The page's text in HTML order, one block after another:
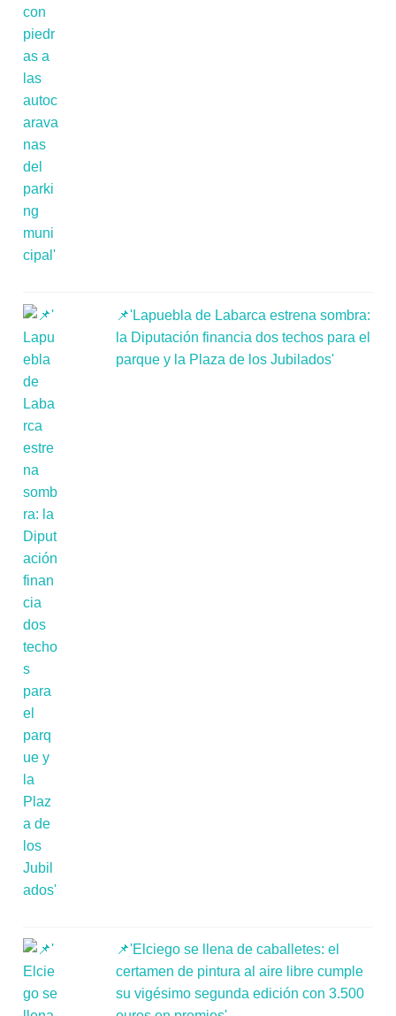
📌'Lapuebla de Labarca estrena sombra:
la Diputación financia dos techos para el
parque y la Plaza de los Jubilados'
📌'Elciego se llena de caballetes: el
certamen de pintura al aire libre cumple
su vigésimo segunda edición con 3.500